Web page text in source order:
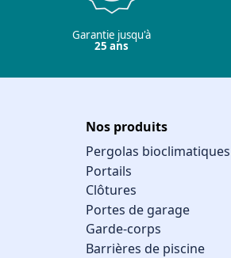
Garantie jusqu'à
25 ans
Nos produits
Pergolas bioclimatiques
Portails
Clôtures
Portes de garage
Garde-corps
Barrières de piscine